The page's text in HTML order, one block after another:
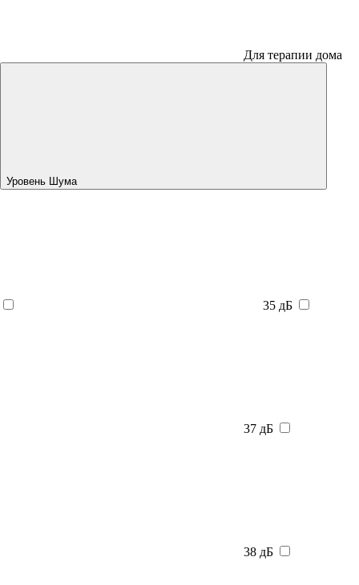
Для терапии дома
Уровень Шума
35 дБ
37 дБ
38 дБ